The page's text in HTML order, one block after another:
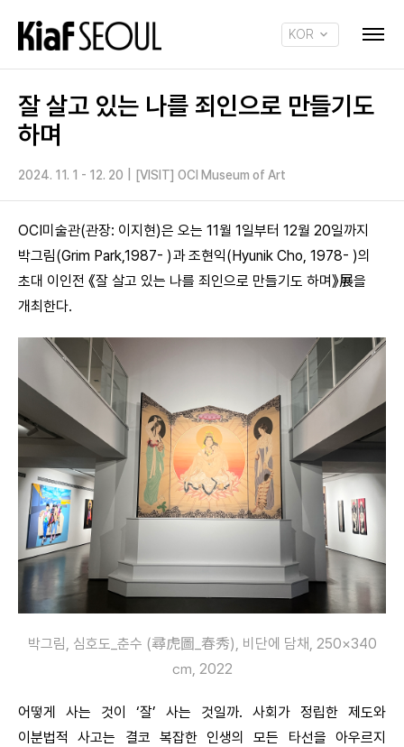
KOR
잘 살고 있는 나를 죄인으로 만들기도
하며
2024. 11. 1 - 12. 20 [VISIT] OCI Museum of Art
OCI미술관(관장: 이지현)은 오는 11월 1일부터 12월 20일까지
박그림(Grim Park,1987- )과 조현익(Hyunik Cho, 1978- )의
초대 이인전 《잘 살고 있는 나를 죄인으로 만들기도 하며》展을
개최한다.
박그림, 심호도_춘수 (尋虎圖_春秀), 비단에 담채, 250×340
㎝, 2022
어떻게 사는 것이 ‘잘’ 사는 것일까. 사회가 정립한 제도와
이분법적 사고는 결코 복잡한 인생의 모든 타선을 아우르지